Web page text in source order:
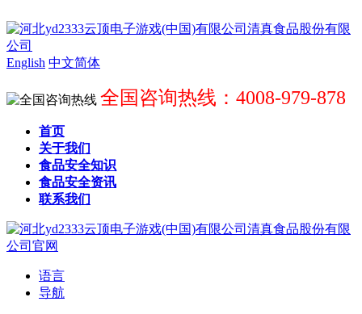
English 中文简体
全国咨询热线：4008-979-878
首页
关于我们
食品安全知识
食品安全资讯
联系我们
语言
导航